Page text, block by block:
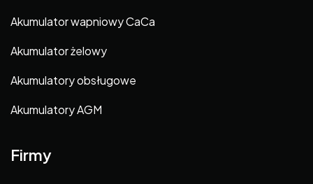
Akumulator wapniowy CaCa
Akumulator żelowy
Akumulatory obsługowe
Akumulatory AGM
Firmy